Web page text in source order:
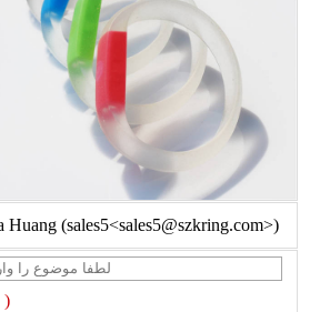
Huang (sales5<sales5@szkring.com>)
(* نیاز )